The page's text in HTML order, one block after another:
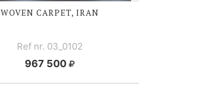
WOVEN CARPET, IRAN
Ref nr. 03_0102
967 500